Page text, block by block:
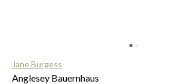
Jane Burgess
Anglesey Bauernhaus